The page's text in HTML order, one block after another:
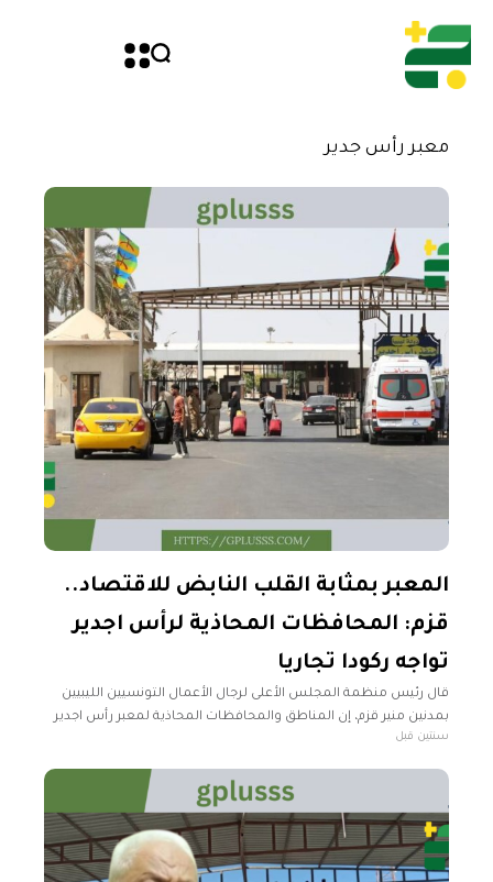
معبر رأس جدير
المعبر بمثابة القلب النابض للاقتصاد..
قزم: المحافظات المحاذية لرأس اجدير
تواجه ركودا تجاريا
قال رئيس منظمة المجلس الأعلى لرجال الأعمال التونسيين الليبيين
بمدنين منير قزم، إن المناطق والمحافظات المحاذية لمعبر رأس اجدير
أصبحت تواجه ركودا تجاريا يؤثر في نحو 50 ألفا من التجار
سنتين قبل